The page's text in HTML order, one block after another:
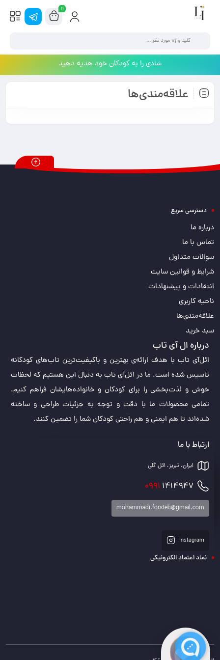
0
شادی را به کودکان خود هدیه دهید
علاقه‌مندی‌ها
دسترسی سریع
درباره ما
تماس با ما
سوالات متداول
شرایط و قوانین سایت
انتقادات و پیشنهادات
ناحیه کاربری
علاقه‌مندی‌ها
سبد خرید
درباره ال آی تاب
ائل‌آی تاب با هدف ارائه‌ی بهترین و باکیفیت‌ترین تاب‌های کودکانه
تاسیس شده است. ما در ائل‌آی تاب به دنبال این هستیم که لحظات
خوش و لذت‌بخشی را برای کودکان و خانواده‌هایشان فراهم کنیم.
تمامی محصولات ما با دقت و توجه به جزئیات طراحی و ساخته
شده‌اند تا هم ایمنی و هم راحتی کودکان شما را تضمین کنند.
ارتباط با ما
ایران، تبریز، ائل گلی
0991 1414947
mohammadi.forsteb@gmail.com
Instagram
نماد اعتماد الکترونیکی